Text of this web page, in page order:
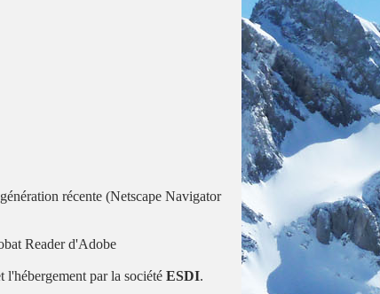
récente (Netscape Navigator
Reader d'Adobe
l'hébergement par la société ESDI.